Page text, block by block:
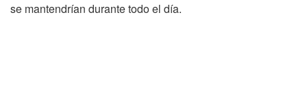
se mantendrían durante todo el día.